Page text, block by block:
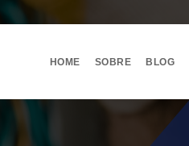
HOME SOBRE BLOG